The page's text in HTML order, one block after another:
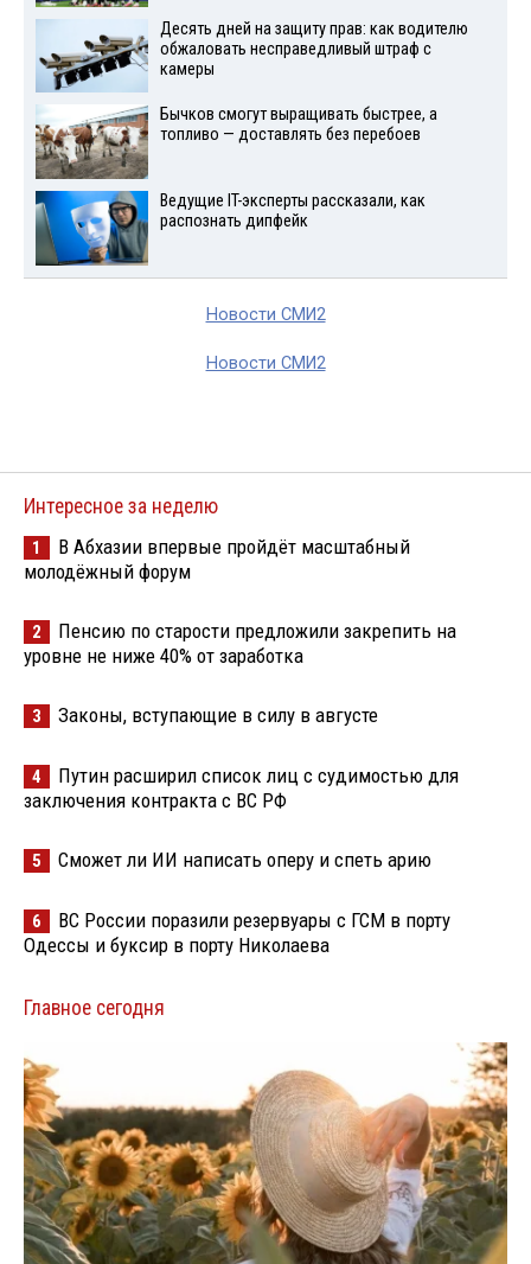
Десять дней на защиту прав: как водителю
обжаловать несправедливый штраф с
камеры
Бычков смогут выращивать быстрее, а
топливо — доставлять без перебоев
Ведущие IT-эксперты рассказали, как
распознать дипфейк
Новости СМИ2
Новости СМИ2
Интересное за неделю
1
В Абхазии впервые пройдёт масштабный
молодёжный форум
2
Пенсию по старости предложили закрепить на
уровне не ниже 40% от заработка
3 Законы, вступающие в силу в августе
4
Путин расширил список лиц с судимостью для
заключения контракта с ВС РФ
5 Сможет ли ИИ написать оперу и спеть арию
6
ВС России поразили резервуары с ГСМ в порту
Одессы и буксир в порту Николаева
Главное сегодня